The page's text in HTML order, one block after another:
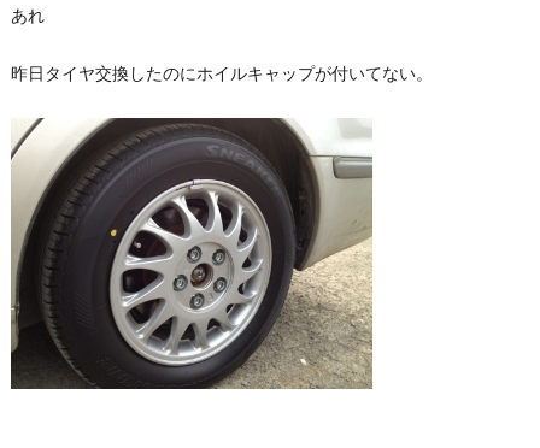
あれ
昨日タイヤ交換したのにホイルキャップが付いてない。